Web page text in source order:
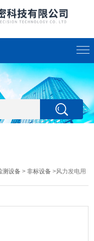
测设备 >非标设备 >风力发电用